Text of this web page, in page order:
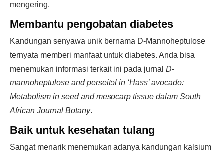
mengering.
Membantu pengobatan diabetes
Kandungan senyawa unik bernama D-Mannoheptulose
ternyata memberi manfaat untuk diabetes. Anda bisa
menemukan informasi terkait ini pada jurnal D-
mannoheptulose and perseitol in ‘Hass’ avocado:
Metabolism in seed and mesocarp tissue dalam South
African Journal Botany.
Baik untuk kesehatan tulang
Sangat menarik menemukan adanya kandungan kalsium